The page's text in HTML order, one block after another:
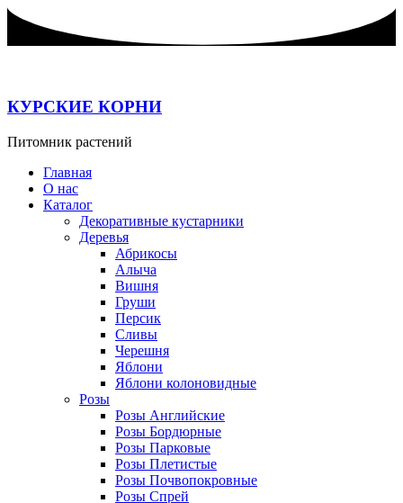
Перейти
содержимому
КУРСКИЕ КОРНИ
Питомник растений
Главная
О нас
Каталог
Декоративные кустарники
Деревья
Абрикосы
Алыча
Вишня
Груши
Персик
Сливы
Черешня
Яблони
Яблони колоновидные
Розы
Розы Английские
Розы Бордюрные
Розы Парковые
Розы Плетистые
Розы Почвопокровные
Розы Спрей